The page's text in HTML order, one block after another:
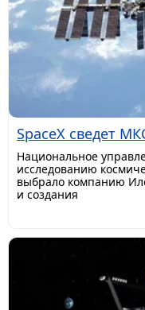
SpaceX сведет
Национальное
исследованию
выбрало компанию
и создания